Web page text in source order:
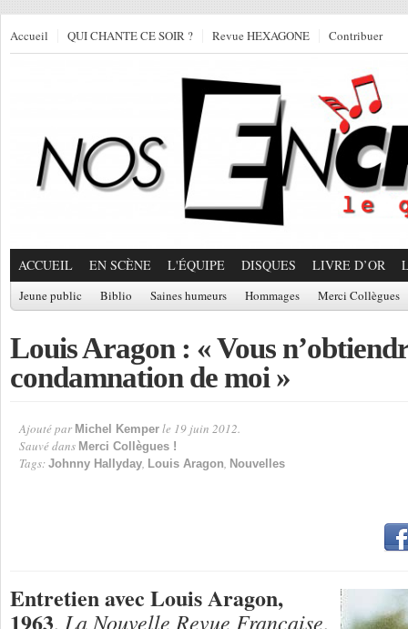
Accueil QUI CHANTE CE SOIR ? Revue HEXAGONE Contribuer
ACCUEIL EN SCÈNE L'ÉQUIPE DISQUES LIVRE D’OR
Jeune public Biblio Saines humeurs Hommages Merci Collègues
Louis Aragon : « Vous
condamnation de moi »
Ajouté par Michel Kemper le 19 juin 2012.
Sauvé dans Merci Collègues !
Tags: Johnny Hallyday, Louis Aragon, Nouvelles
Entretien avec Louis Aragon,
1963, La Nouvelle Revue Française,